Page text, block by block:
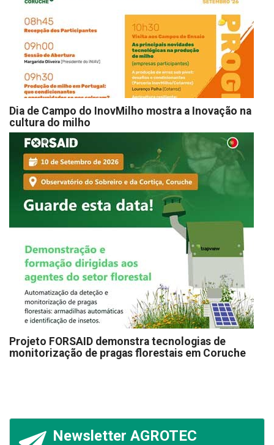
Dia de Campo do InovMilho mostra a Inovação na
cultura do milho
Projeto FORSAID demonstra tecnologias de
monitorização de pragas florestais em Coruche
Newsletter AGROTEC